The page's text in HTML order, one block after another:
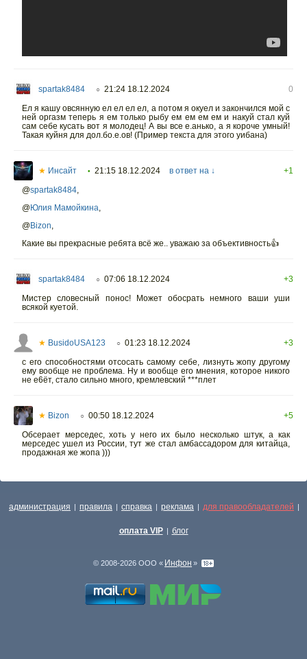
spartak8484 ○ 21:24 18.12.2024
0
Ел я кашу овсянную ел ел ел ел, а потом я окуел и закончился мой с
ней оргазм теперь я ем только рыбу ем ем ем ем и накуй стал куй
сам себе кусать вот я молодец! А вы все е.анько, а я короче умный!
Такая куйня для дол.бо.е.ов! (Пример текста для этого уибана)
★ Инсайт • 21:15 18.12.2024 в ответ на ↓
+1
@spartak8484
@Юлия Мамойкина
@Bizon
Какие вы прекрасные ребята всё же.. уважаю за объективность👍
spartak8484 ○ 07:06 18.12.2024
+3
Мистер словесный понос! Может обосрать немного ваши уши
всякой куетой.
★ BusidoUSA123 ○ 01:23 18.12.2024
+3
с его способностями отсосать самому себе, лизнуть жопу другому
ему вообще не проблема. Ну и вообще его мнения, которое никого
не e6ёт, стало сильно много, кремлевский ***плeт
★ Bizon ○ 00:50 18.12.2024
+5
Обсерает мерседес, хоть у него их было несколько штук, а как
мерседес ушел из России, тут же стал амбассадором для китайца,
продажная же жопа )))
администрация | правила | справка | реклама | для правообладателей |
оплата VIP | блог
© 2008-2026 ООО « Инфон »